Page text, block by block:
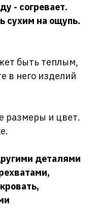
- согревает.
сухим на ощупь.
быть теплым,
него изделий
размеры и цвет.
деталями